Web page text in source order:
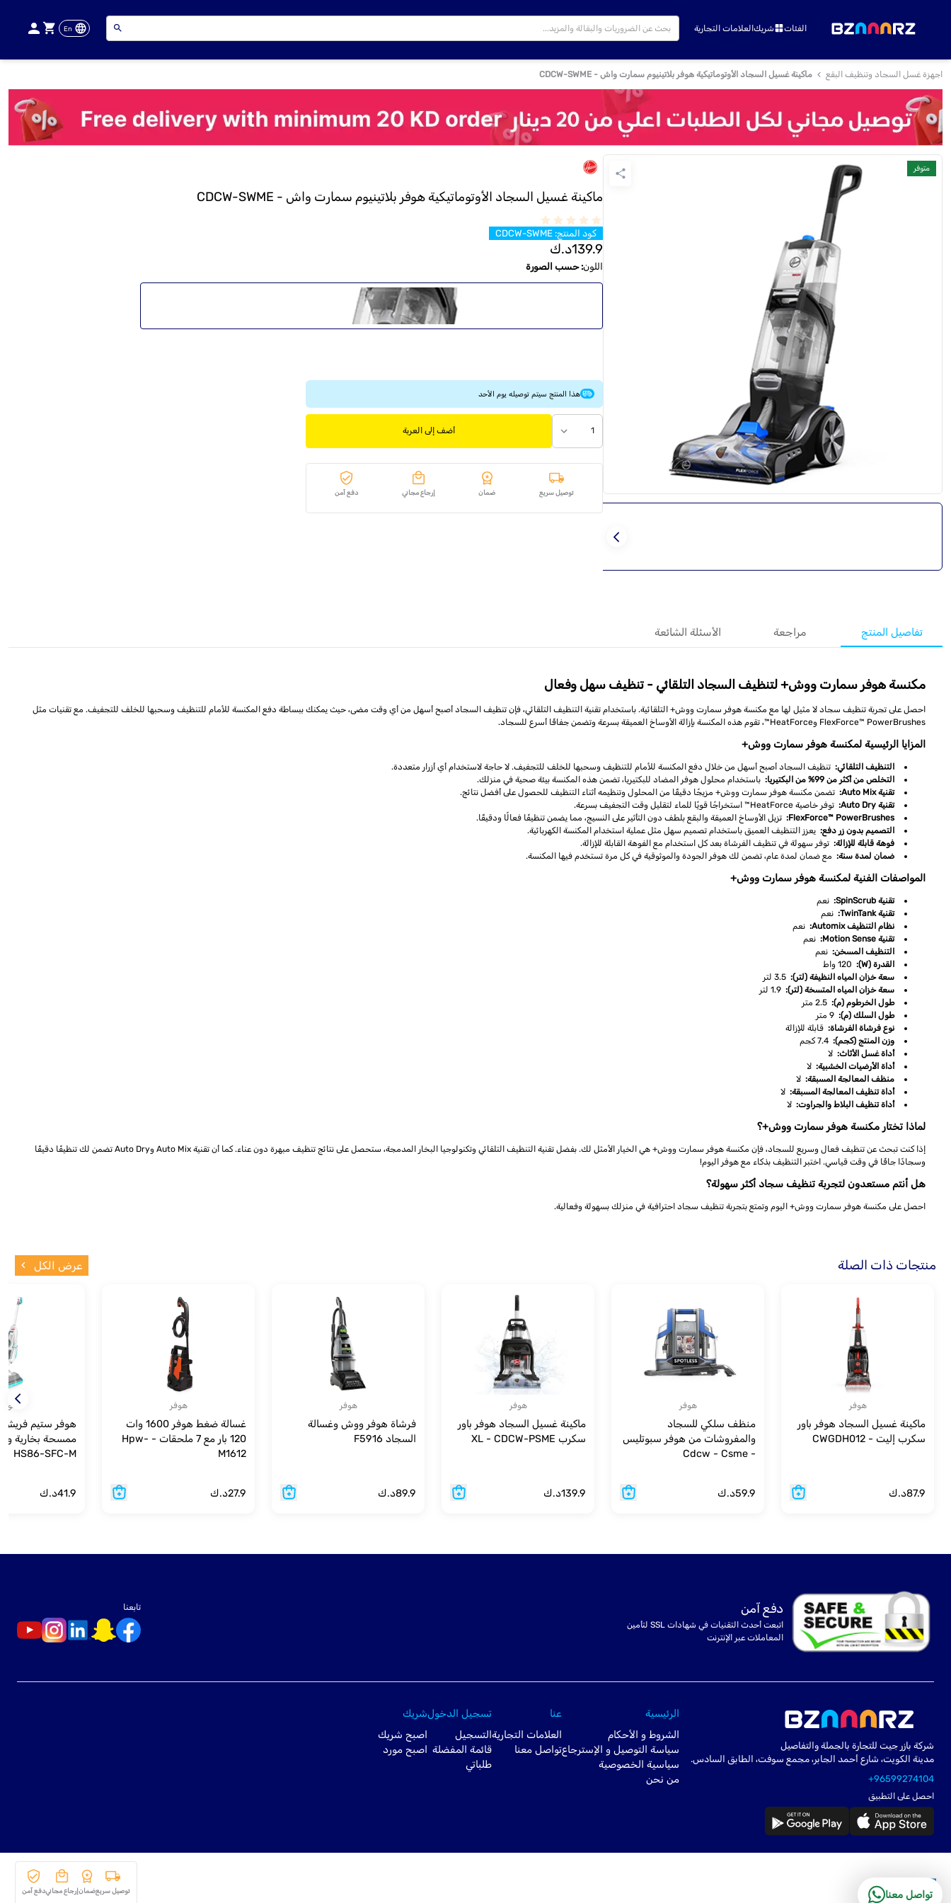
الفئات شريكالعلامات التجارية En
اجهزة غسل السجاد وتنظيف البقع ماكينة غسيل السجاد الأوتوماتيكية هوفر بلاتينيوم سمارت واش - CDCW-SWME
متوفر
ماكينة غسيل السجاد الأوتوماتيكية هوفر بلاتينيوم سمارت واش - CDCW-SWME
كود المنتج:
CDCW-SWME
139.9د.ك
اللون:حسب الصورة
هذا المنتج سيتم توصيله يوم الأحد
1 أضف إلى العربة
توصيل سريع ضمان إرجاع مجاني دفع آمن
تفاصيل المنتج مراجعة الأسئلة الشائعة
مكنسة هوفر سمارت ووش+ لتنظيف السجاد التلقائي - تنظيف سهل وفعال
احصل على تجربة تنظيف سجاد لا مثيل لها مع مكنسة هوفر سمارت ووش+ التلقائية. باستخدام تقنية التنظيف التلقائي، فإن تنظيف السجاد أصبح أسهل من أي وقت مضى، حيث يمكنك ببساطة دفع المكنسة للأمام للتنظيف وسحبها للخلف للتجفيف. مع تقنيات مثل
FlexForce™ PowerBrushes وHeatForce™، تقوم هذه المكنسة بإزالة الأوساخ العميقة بسرعة وتضمن جفافًا أسرع للسجاد.
المزايا الرئيسية لمكنسة هوفر سمارت ووش+
التنظيف التلقائي: تنظيف السجاد أصبح أسهل من خلال دفع المكنسة للأمام للتنظيف وسحبها للخلف للتجفيف. لا حاجة لاستخدام أي أزرار متعددة.
التخلص من أكثر من 99% من البكتيريا:
باستخدام محلول هوفر المضاد للبكتيريا، تضمن هذه المكنسة بيئة صحية في منزلك.
تقنية Auto Mix:
تضمن مكنسة هوفر سمارت ووش+ مزيجًا دقيقًا من المحلول وتنظيمه أثناء التنظيف للحصول على أفضل نتائج.
تقنية Auto Dry:
توفر خاصية HeatForce™ استخراجًا قويًا للماء لتقليل وقت التجفيف بسرعة.
FlexForce™ PowerBrushes:
تزيل الأوساخ العميقة والبقع بلطف دون التأثير على النسيج، مما يضمن تنظيفًا فعالًا ودقيقًا.
التصميم بدون زر دفع: يعزز التنظيف العميق باستخدام تصميم سهل مثل عملية استخدام المكنسة الكهربائية.
فوهة قابلة للإزالة: توفر سهولة في تنظيف الفرشاة بعد كل استخدام مع الفوهة القابلة للإزالة.
ضمان لمدة سنة: مع ضمان لمدة عام، تضمن لك هوفر الجودة والموثوقية في كل مرة تستخدم فيها المكنسة.
المواصفات الفنية لمكنسة هوفر سمارت ووش+
تقنية SpinScrub:
نعم
تقنية TwinTank:
نعم
نظام التنظيف Automix:
نعم
تقنية Motion Sense:
نعم
التنظيف المسخن: نعم
القدرة (W):
سعة خزان المياه النظيفة (لتر): 3.5 لتر
سعة خزان المياه المتسخة (لتر): 1.9 لتر
طول الخرطوم (م): 2.5 متر
طول السلك (م): 9 متر
نوع فرشاة الفرشاة: قابلة للإزالة
وزن المنتج (كجم): 7.4 كجم
أداة غسل الأثاث: لا
أداة الأرضيات الخشبية: لا
منظف المعالجة المسبقة: لا
أداة تنظيف المعالجة المسبقة: لا
أداة تنظيف البلاط والجراوت: لا
لماذا تختار مكنسة هوفر سمارت ووش+؟
إذا كنت تبحث عن تنظيف فعال وسريع للسجاد، فإن مكنسة هوفر سمارت ووش+ هي الخيار الأمثل لك. بفضل تقنية التنظيف التلقائي وتكنولوجيا البخار المدمجة، ستحصل على نتائج تنظيف مبهرة دون عناء. كما أن تقنية Auto Mix وAuto Dry تضمن لك تنظيفًا دقيقًا
وسجادًا جافًا في وقت قياسي. اختبر التنظيف بذكاء مع هوفر اليوم!
هل أنتم مستعدون لتجربة تنظيف سجاد أكثر سهولة؟
احصل على مكنسة هوفر سمارت ووش+ اليوم وتمتع بتجربة تنظيف سجاد احترافية في منزلك بسهولة وفعالية.
منتجات ذات الصلة عرض الكل
هوفر
ماكينة غسيل السجاد هوفر باور
سكرب إليت - CWGDH012
87.9د.ك
هوفر
منظف سلكي للسجاد
والمفروشات من هوفر سبوتليس
- Cdcw - Csme
59.9د.ك
هوفر
ماكينة غسيل السجاد هوفر باور
سكرب XL - CDCW-PSME
139.9د.ك
هوفر
فرشاة هوفر ووش وغسالة
السجاد F5916
89.9د.ك
هوفر
غسالة ضغط هوفر 1600 وات
120 بار مع 7 ملحقات - Hpw-
M1612
27.9د.ك
هوفر
ممسحة بخارية
HS86-SFC-M
41.9د.ك
تواصل معنا
دفع آمن
اتبعت أحدث التقنيات في شهادات SSL لتأمين
المعاملات عبر الإنترنت
تابعنا
شركة بازر جيت للتجارة بالجملة والتفاصيل
مدينة الكويت، شارع أحمد الجابر، مجمع سوفت، الطابق السادس.
+96599274104
احصل على التطبيق
الرئيسية
الشروط و الأحكام
سياسة التوصيل و الإسترجاع
سياسية الخصوصية
من نحن
عنا
العلامات التجارية
تواصل معنا
تسجيل الدخول
التسجيل
قائمة المفضلة
طلباتي
شريك
اصبح شريك
اصبح مورد
توصيل سريعضمان إرجاع مجانيدفع آمن